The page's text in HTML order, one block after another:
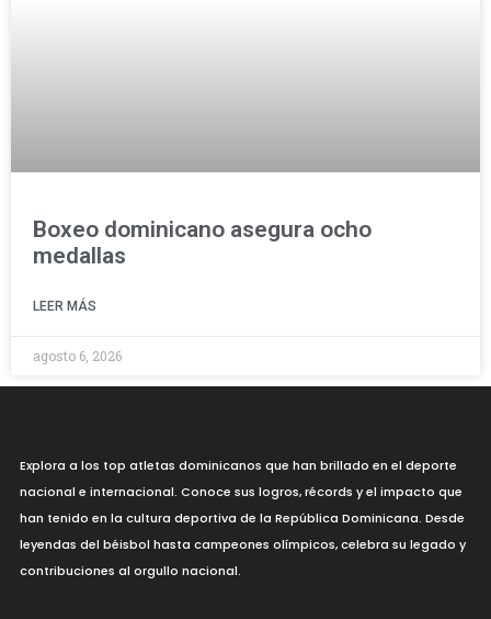
Boxeo dominicano asegura ocho
medallas
LEER MÁS
agosto 6, 2026
Explora a los top atletas dominicanos que han brillado en el deporte
nacional e internacional. Conoce sus logros, récords y el impacto que
han tenido en la cultura deportiva de la República Dominicana. Desde
leyendas del béisbol hasta campeones olímpicos, celebra su legado y
contribuciones al orgullo nacional.